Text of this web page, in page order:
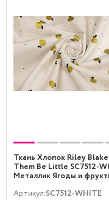
Ткань Хлопок Riley
Them Be Little SC7512-
Металлик Ягоды и
Артикул:SC7512-WHITE